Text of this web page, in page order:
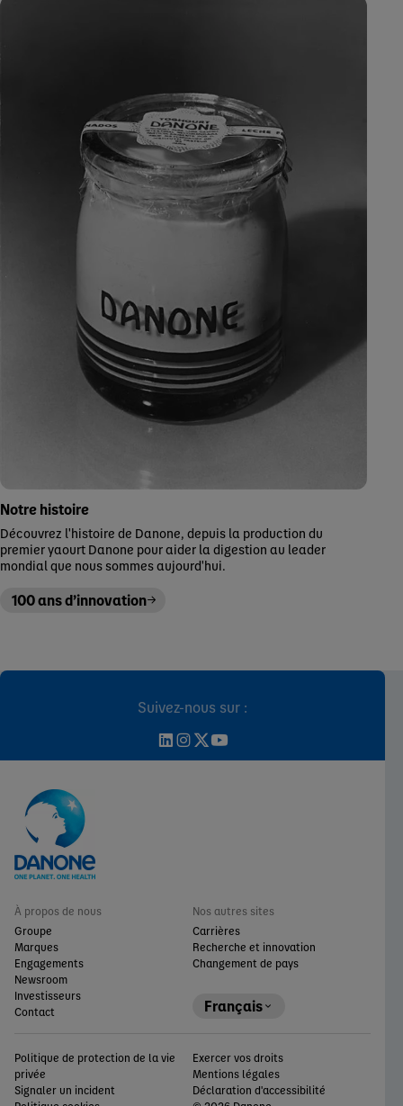
Notre histoire
Découvrez l'histoire de Danone, depuis la production du
premier yaourt Danone pour aider la digestion au leader
mondial que nous sommes aujourd'hui.
100 ans d’innovation
Suivez-nous sur :
À propos de nous
Groupe
Marques
Engagements
Newsroom
Investisseurs
Contact
Nos autres sites
Carrières
Recherche et innovation
Changement de pays
Français
Politique de protection de la vie
privée
Signaler un incident
Exercer vos droits
Mentions légales
Déclaration d'accessibilité